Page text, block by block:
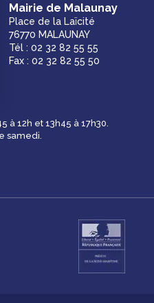
Mairie de Malaunay
Place de la Laïcité
76770 MALAUNAY
Tél : 02 32 82 55 55
Fax : 02 32 82 55 50
à 12h et 13h45 à 17h30.
samedi.